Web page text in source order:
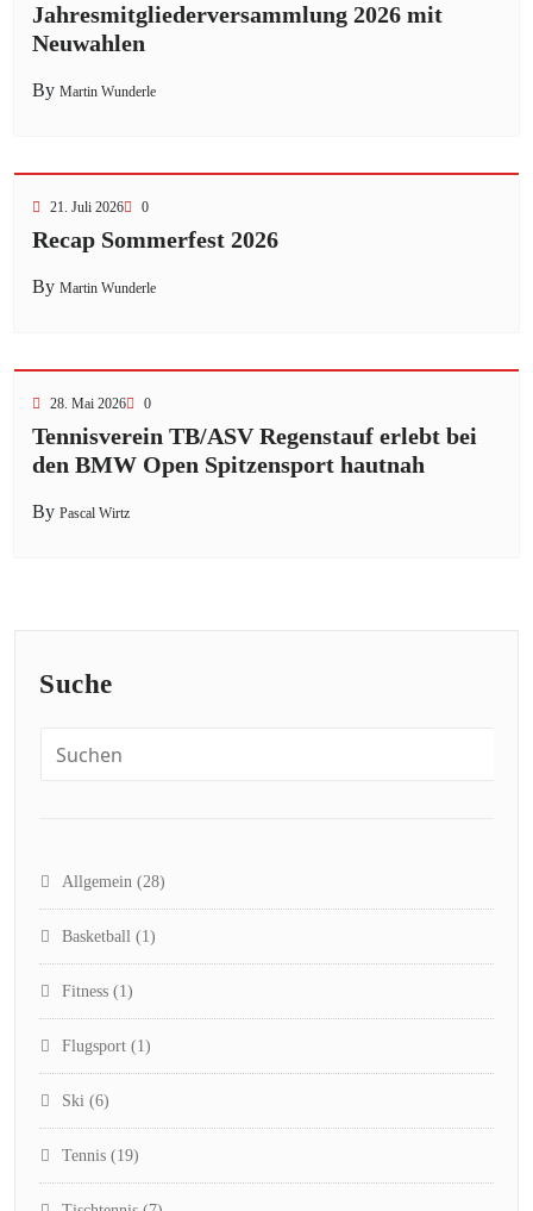
Jahresmitgliederversammlung 2026 mit
Neuwahlen
By Martin Wunderle
21. Juli 2026 0
Recap Sommerfest 2026
By Martin Wunderle
28. Mai 2026 0
Tennisverein TB/ASV Regenstauf erlebt bei
den BMW Open Spitzensport hautnah
By Pascal Wirtz
Suche
Allgemein (28)
Basketball (1)
Fitness (1)
Flugsport (1)
Ski (6)
Tennis (19)